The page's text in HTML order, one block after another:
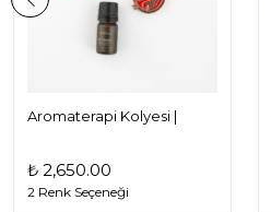
Aromaterapi Kolyesi |
için
₺ 2,650.00
2 Renk Seçeneği